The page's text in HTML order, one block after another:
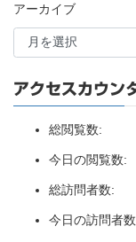
アーカイブ
アクセスカウン
総閲覧数:
今日の閲覧数:
総訪問者数:
今日の訪問者